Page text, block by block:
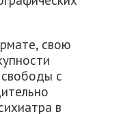
свою
с
в